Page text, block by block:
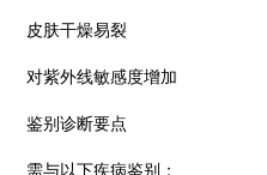
皮肤干燥易裂
对紫外线敏感度增加
鉴别诊断要点
需与以下疾病鉴别：